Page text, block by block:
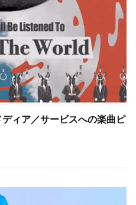
ィア／サービスへの楽曲ピ